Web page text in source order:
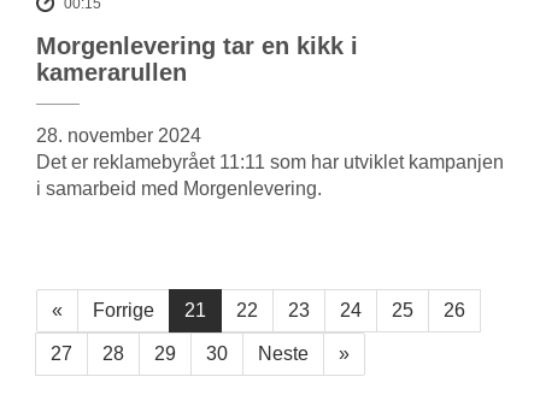
00:15
Morgenlevering tar en kikk i
kamerarullen
28. november 2024
Det er reklamebyrået 11:11 som har utviklet kampanjen
i samarbeid med Morgenlevering.
« Forrige 21 22 23 24 25 26
27 28 29 30 Neste »